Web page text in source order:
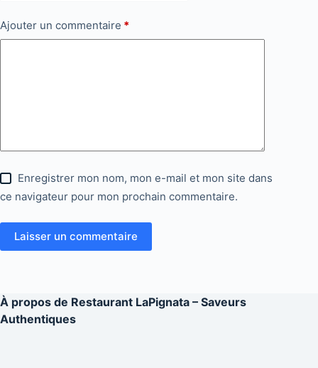
Ajouter un commentaire *
Enregistrer mon nom, mon e-mail et mon site dans
ce navigateur pour mon prochain commentaire.
Laisser un commentaire
À propos de Restaurant LaPignata – Saveurs
Authentiques